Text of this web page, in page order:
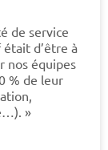
de service
d’être à
nos équipes
% de leur
»